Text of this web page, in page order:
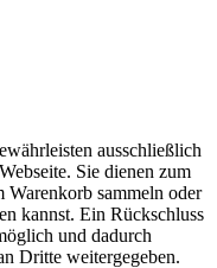
ausschließlich
Sie dienen zum
Warenkorb sammeln oder
kannst. Ein Rückschluss
und dadurch
Dritte weitergegeben.